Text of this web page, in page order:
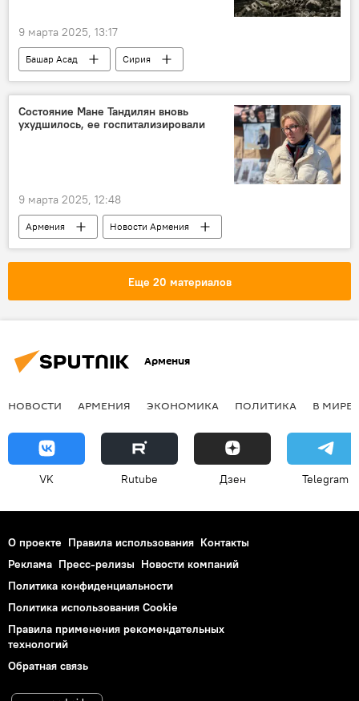
9 марта 2025, 13:17
Башар Асад Сирия
Состояние Мане Тандилян вновь
ухудшилось, ее госпитализировали
9 марта 2025, 12:48
Армения
Новости Армения
Мане Тандилян
Еще 20 материалов
Армения
НОВОСТИ АРМЕНИЯ ЭКОНОМИКА ПОЛИТИКА В МИРЕ
VK Rutube Дзен Telegram
О проекте Правила использования Контакты
Реклама Пресс-релизы Новости компаний
Политика конфиденциальности
Политика использования Cookie
Правила применения рекомендательных
технологий
Обратная связь